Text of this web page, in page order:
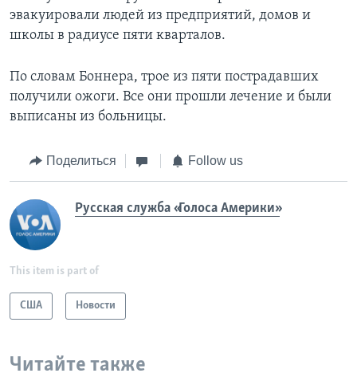
эвакуировали людей из предприятий, домов и
школы в радиусе пяти кварталов.
По словам Боннера, трое из пяти пострадавших
получили ожоги. Все они прошли лечение и были
выписаны из больницы.
Поделиться Follow us
Русская служба «Голоса Америки»
This item is part of
США Новости
Читайте также